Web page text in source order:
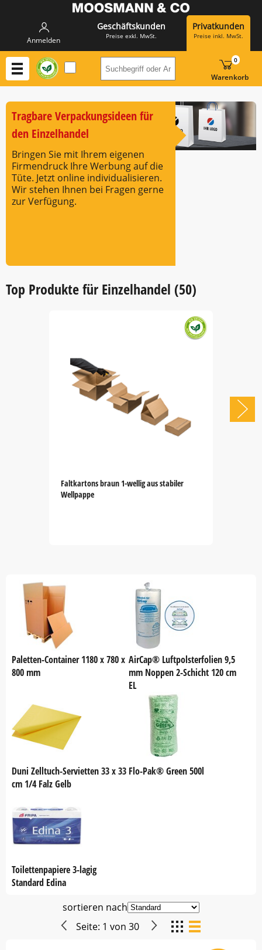
Anmelden
Geschäftskunden
Preise exkl. MwSt.
Privatkunden
Preise inkl. MwSt.
Suchbegriff oder Artikelnummer
Warenkorb
0
Tragbare Verpackungsideen für
den Einzelhandel
Bringen Sie mit Ihrem eigenen
Firmendruck Ihre Werbung auf die
Tüte. Jetzt online individualisieren.
Wir stehen Ihnen bei Fragen gerne
zur Verfügung.
of
Top Produkte für Einzelhandel (50)
Faltkartons braun 1-wellig aus stabiler
Wellpappe
Paletten-Container 1180 x 780 x
800 mm
AirCap® Luftpolsterfolien 9,5
mm Noppen 2-Schicht 120 cm
EL
Duni Zelltuch-Servietten 33 x 33
cm 1/4 Falz Gelb
Flo-Pak® Green 500l
Toilettenpapiere 3-lagig
Standard Edina
sortieren nach
Seite: 1 von 30